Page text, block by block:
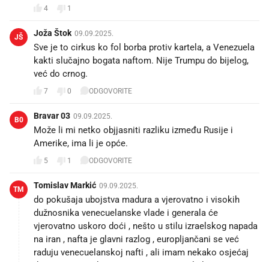
4 1
JŠ Joža Štok 09.09.2025.
Sve je to cirkus ko fol borba protiv kartela, a Venezuela
kakti slučajno bogata naftom. Nije Trumpu do bijelog,
već do crnog.
7 0 ODGOVORITE
B0 Bravar 03 09.09.2025.
Može li mi netko objjasniti razliku između Rusije i
Amerike, ima li je opće.
5 1 ODGOVORITE
TM Tomislav Markić 09.09.2025.
do pokušaja ubojstva madura a vjerovatno i visokih
dužnosnika venecuelanske vlade i generala će
vjerovatno uskoro doći , nešto u stilu izraelskog napada
na iran , nafta je glavni razlog , europljančani se već
raduju venecuelanskoj nafti , ali imam nekako osjećaj